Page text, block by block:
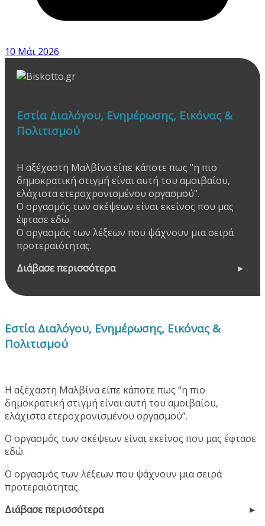
10 Μάι 2026
Εστία Διαλόγου, Ενημέρωσης, Εικόνας &
Πολιτισμού
Η αξέχαστη Μαλβίνα είπε κάποτε πως "η πιο
δημοκρατική στιγμή είναι αυτή του αμοιβαίου,
ελάχιστα ετεροχρονισμένου οργασμού".
Ο οργασμός των σκέψεων είναι εκείνος που μας
έφτασε εδώ.
Ο οργασμός των λέξεων που ψάχνουν μια σειρά
προτεραιότητας.
Διάβασε περισσότερα
Εστία Διαλόγου, Ενημέρωσης, Εικόνας &
Πολιτισμού
Η αξέχαστη Μαλβίνα είπε κάποτε πως “η πιο
δημοκρατική στιγμή είναι αυτή του αμοιβαίου,
ελάχιστα ετεροχρονισμένου οργασμού”.
Ο οργασμός των σκέψεων είναι εκείνος που μας έφτασε
εδώ.
Ο οργασμός των λέξεων που ψάχνουν μια σειρά
προτεραιότητας.
Διάβασε περισσότερα